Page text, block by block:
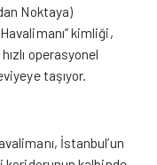
Noktaya)
kimliği,
operasyonel
taşıyor.
İstanbul’un